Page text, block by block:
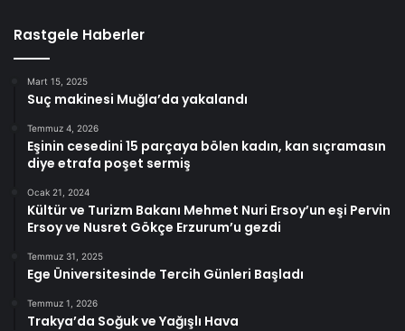
Rastgele Haberler
Mart 15, 2025
Suç makinesi Muğla’da yakalandı
Temmuz 4, 2026
Eşinin cesedini 15 parçaya bölen kadın, kan sıçramasın
diye etrafa poşet sermiş
Ocak 21, 2024
Kültür ve Turizm Bakanı Mehmet Nuri Ersoy’un eşi Pervin
Ersoy ve Nusret Gökçe Erzurum’u gezdi
Temmuz 31, 2025
Ege Üniversitesinde Tercih Günleri Başladı
Temmuz 1, 2026
Trakya’da Soğuk ve Yağışlı Hava